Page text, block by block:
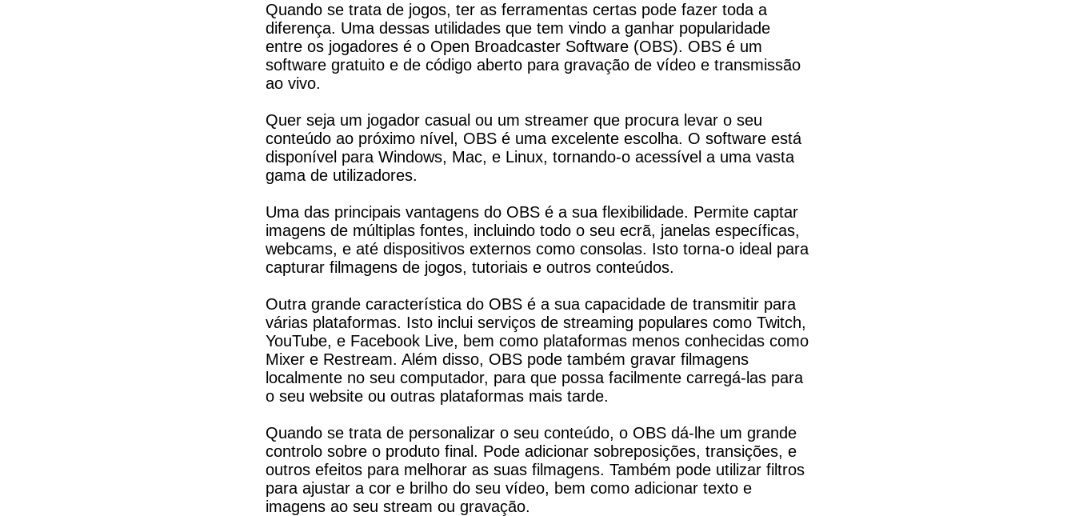
Quando se trata de jogos, ter as ferramentas certas pode fazer toda a
diferença. Uma dessas utilidades que tem vindo a ganhar popularidade
entre os jogadores é o Open Broadcaster Software (OBS). OBS é um
software gratuito e de código aberto para gravação de vídeo e transmissão
ao vivo.
Quer seja um jogador casual ou um streamer que procura levar o seu
conteúdo ao próximo nível, OBS é uma excelente escolha. O software está
disponível para Windows, Mac, e Linux, tornando-o acessível a uma vasta
gama de utilizadores.
Uma das principais vantagens do OBS é a sua flexibilidade. Permite captar
imagens de múltiplas fontes, incluindo todo o seu ecrã, janelas específicas,
webcams, e até dispositivos externos como consolas. Isto torna-o ideal para
capturar filmagens de jogos, tutoriais e outros conteúdos.
Outra grande característica do OBS é a sua capacidade de transmitir para
várias plataformas. Isto inclui serviços de streaming populares como Twitch,
YouTube, e Facebook Live, bem como plataformas menos conhecidas como
Mixer e Restream. Além disso, OBS pode também gravar filmagens
localmente no seu computador, para que possa facilmente carregá-las para
o seu website ou outras plataformas mais tarde.
Quando se trata de personalizar o seu conteúdo, o OBS dá-lhe um grande
controlo sobre o produto final. Pode adicionar sobreposições, transições, e
outros efeitos para melhorar as suas filmagens. Também pode utilizar filtros
para ajustar a cor e brilho do seu vídeo, bem como adicionar texto e
imagens ao seu stream ou gravação.